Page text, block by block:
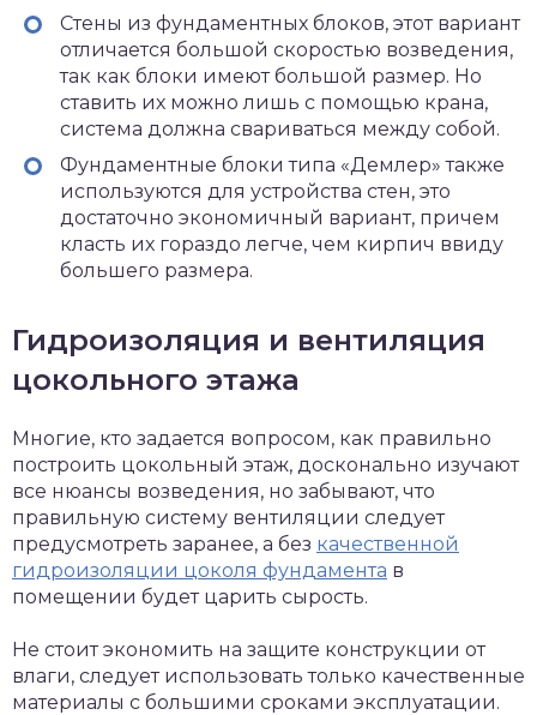
Стены из фундаментных блоков, этот вариант
отличается большой скоростью возведения,
так как блоки имеют большой размер. Но
ставить их можно лишь с помощью крана,
система должна свариваться между собой.
Фундаментные блоки типа «Демлер» также
используются для устройства стен, это
достаточно экономичный вариант, причем
класть их гораздо легче, чем кирпич ввиду
большего размера.
Гидроизоляция и вентиляция
цокольного этажа
Многие, кто задается вопросом, как правильно
построить цокольный этаж, досконально изучают
все нюансы возведения, но забывают, что
правильную систему вентиляции следует
предусмотреть заранее, а без качественной
гидроизоляции цоколя фундамента в
помещении будет царить сырость.
Не стоит экономить на защите конструкции от
влаги, следует использовать только качественные
материалы с большими сроками эксплуатации.